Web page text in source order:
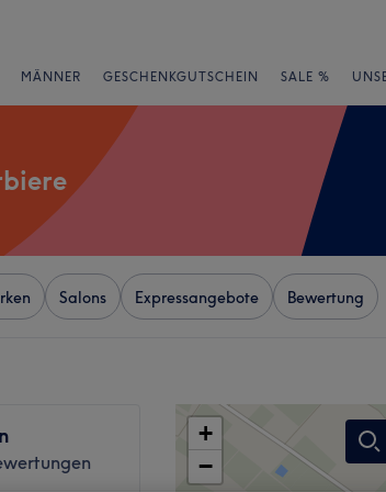
MÄNNER GESCHENKGUTSCHEIN SALE %
Salons Expressangebote Bewertung
+
−